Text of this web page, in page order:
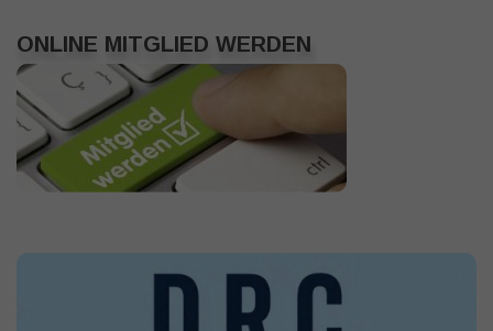
ONLINE MITGLIED WERDEN